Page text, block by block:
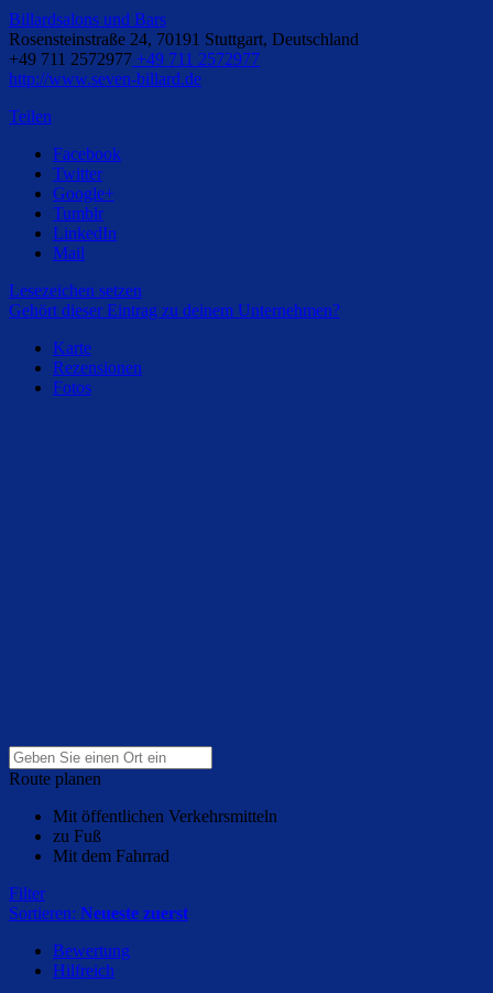
Billardsalons und Bars
Rosensteinstraße 24, 70191 Stuttgart, Deutschland
+49 711 2572977 +49 711 2572977
http://www.seven-billard.de
Teilen
Facebook
Twitter
Google+
Tumblr
LinkedIn
Mail
Lesezeichen setzen
Gehört dieser Eintrag zu deinem Unternehmen?
Karte
Rezensionen
Fotos
Route planen
Mit öffentlichen Verkehrsmitteln
zu Fuß
Mit dem Fahrrad
Filter
Sortieren: Neueste zuerst
Bewertung
Hilfreich